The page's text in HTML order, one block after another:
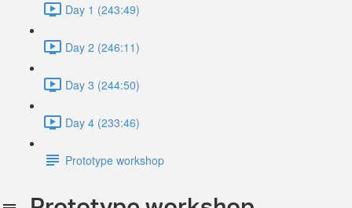
Day 1 (243:49)
Day 2 (246:11)
Day 3 (244:50)
Day 4 (233:46)
Prototype workshop